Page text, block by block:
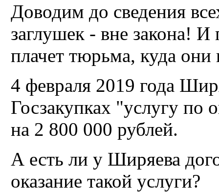
Доводим до сведения
заглушек - вне закона!
плачет тюрьма, куда они
4 февраля 2019 года
Госзакупках "услугу по
на 2 800 000 рублей.
А есть ли у Ширяева
оказание такой услуги?